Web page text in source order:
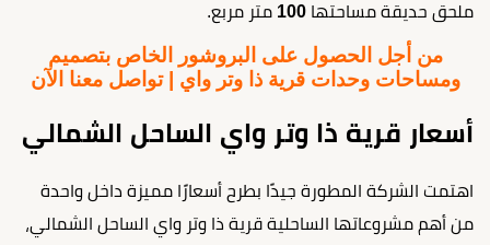
ملحق حديقة مساحتها 100 متر مربع.
من أجل الحصول على البروشور الخاص بتصميم
ومساحات وحدات قرية ذا وتر واي | تواصل معنا الآن
أسعار قرية ذا وتر واي الساحل الشمالي
اهتمت الشركة المطورة جيدًا بطرح أسعارًا مميزة داخل واحدة
من أهم مشروعاتها الساحلية قرية ذا وتر واي الساحل الشمالي،